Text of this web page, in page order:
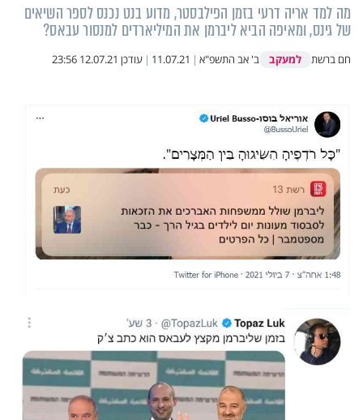
מה למד אריה דרעי בזמן הפילבסטר, מדוע בנט נכנס לספר השיאים
של גינס, ומאיפה הביא ליברמן את המיליארדים למנסור עבאס?
חם ברשת למעקב ב' אב התשפ"א |
11.07.21
| עודכן 12.07.21 23:56